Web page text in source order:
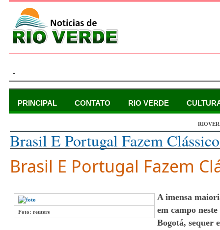
.
PRINCIPAL CONTATO RIO VERDE
Brasil E Portugal Fazem
Brasil E Portugal Fazem
Foto: reuters
A imensa
em campo
Bogotá, sequer